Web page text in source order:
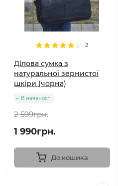
2
Ділова сумка з
натуральної зернистої
шкіри (чорна)
В наявності
2 599грн.
1 990грн.
До кошика